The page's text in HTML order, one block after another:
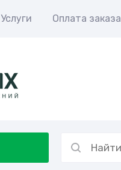
Услуги Оплата заказа